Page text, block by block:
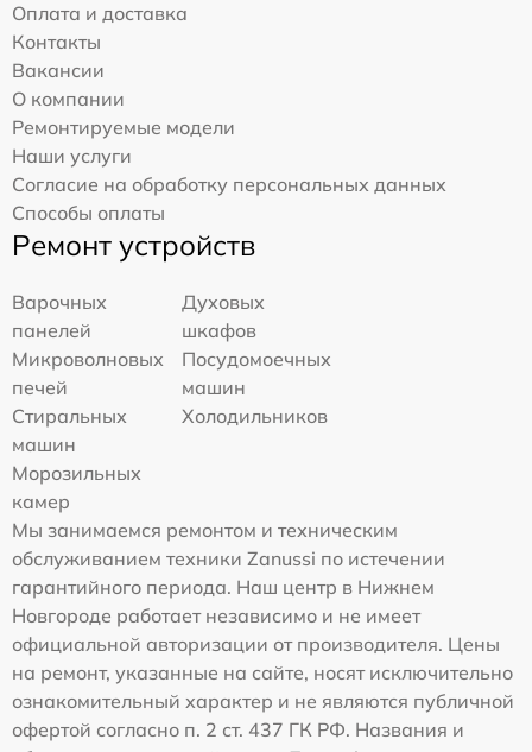
Оплата и доставка
Контакты
Вакансии
О компании
Ремонтируемые модели
Наши услуги
Согласие на обработку персональных данных
Способы оплаты
Ремонт устройств
Варочных
панелей
Духовых
шкафов
Микроволновых
печей
Посудомоечных
машин
Стиральных
машин
Холодильников
Морозильных
камер
Мы занимаемся ремонтом и техническим
обслуживанием техники Zanussi по истечении
гарантийного периода. Наш центр в Нижнем
Новгороде работает независимо и не имеет
официальной авторизации от производителя. Цены
на ремонт, указанные на сайте, носят исключительно
ознакомительный характер и не являются публичной
офертой согласно п. 2 ст. 437 ГК РФ. Названия и